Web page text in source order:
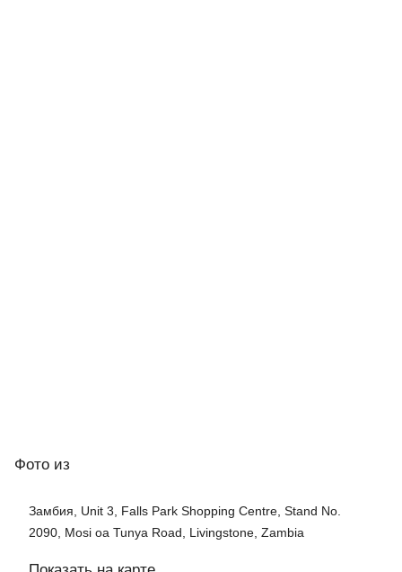
Фото из
Замбия, Unit 3, Falls Park Shopping Centre, Stand No.
2090, Mosi oa Tunya Road, Livingstone, Zambia